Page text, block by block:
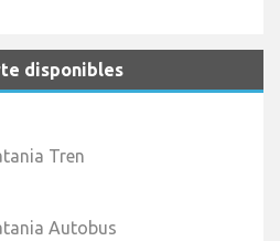
disponibles
Tren
Autobus